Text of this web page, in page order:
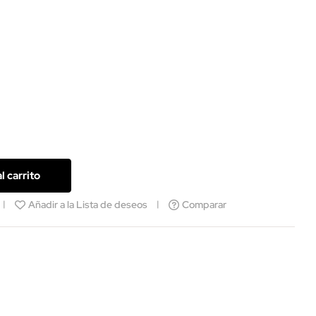
carrito
Añadir a la Lista de deseos Comparar